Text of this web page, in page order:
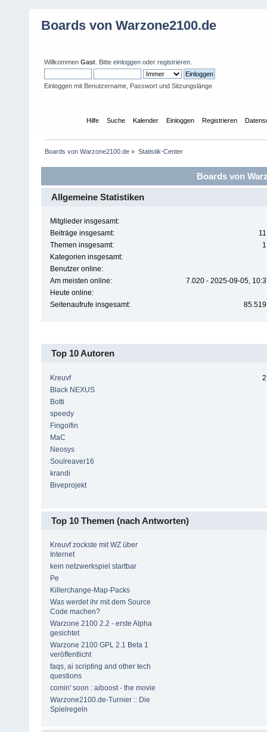
Boards von Warzone2100.de
Willkommen Gast . Bitte einloggen oder registrieren
Einloggen mit Benutzername, Passwort und Sitzungslänge
Hilfe Suche Kalender Einloggen Registrieren
Boards von Warzone2100.de » Statistik-Center
Boards von
Allgemeine Statistiken
Mitglieder insgesamt:
Beiträge insgesamt:
Themen insgesamt:
Kategorien insgesamt:
Benutzer online:
Am meisten online:
7.020 - 2025-09-05,
Heute online:
Seitenaufrufe insgesamt:
Top 10 Autoren
Kreuvf
Black NEXUS
Botti
speedy
Fingolfin
MaC
Neosys
Soulreaver16
krandi
Biveprojekt
Top 10 Themen (nach Antworten)
Kreuvf zockste mit WZ über
Internet
kein netzwerkspiel startbar
Pe
Killerchange-Map-Packs
Was werdet ihr mit dem Source
Code machen?
Warzone 2100 2.2 - erste Alpha
gesichtet
Warzone 2100 GPL 2.1 Beta 1
veröffentlicht
faqs, ai scripting and other tech
questions
comin' soon : aiboost - the movie
Warzone2100.de-Turnier :: Die
Spielregeln